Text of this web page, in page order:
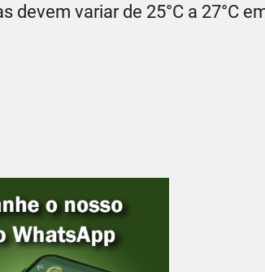
variar de 25°C a 27°C